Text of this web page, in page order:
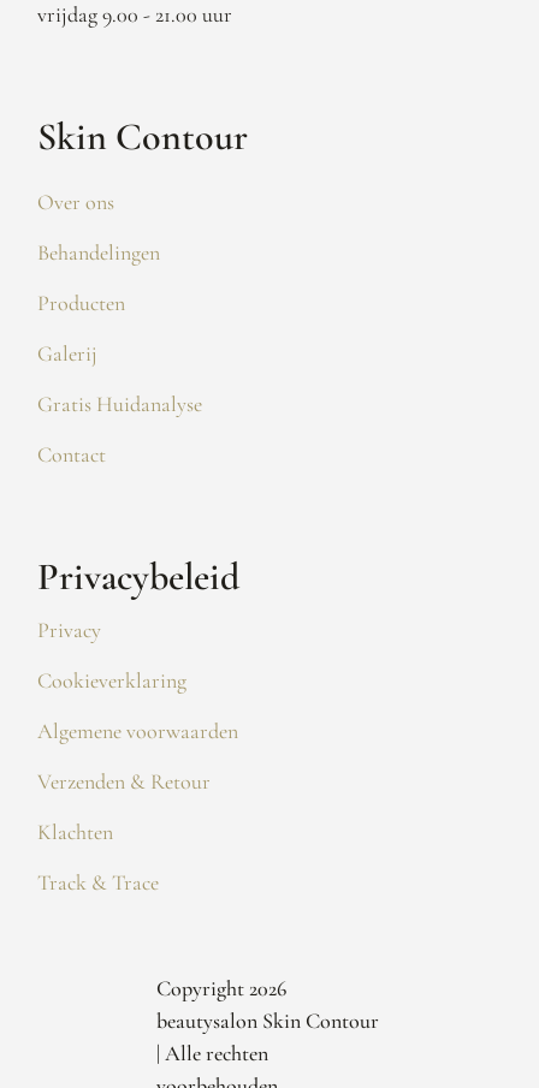
vrijdag 9.00 - 21.00 uur
Skin Contour
Over ons
Behandelingen
Producten
Galerij
Gratis Huidanalyse
Contact
Privacybeleid
Privacy
Cookieverklaring
Algemene voorwaarden
Verzenden & Retour
Klachten
Track & Trace
Copyright 2026
beautysalon Skin Contour
| Alle rechten